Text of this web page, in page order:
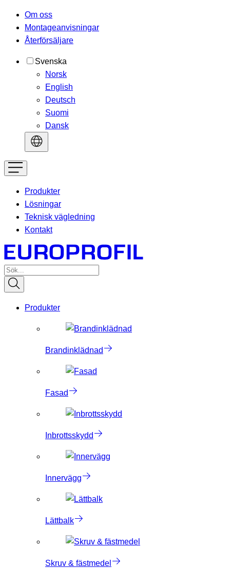
Om oss
Montageanvisningar
Återförsäljare
Svenska
Norsk
English
Deutsch
Suomi
Dansk
Produkter
Lösningar
Teknisk vägledning
Kontakt
Produkter
Brandinklädnad
Fasad
Inbrottsskydd
Innervägg
Lättbalk
Skruv & fästmedel